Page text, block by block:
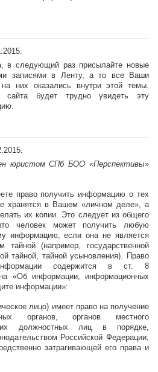
в следующий раз присылайте новые
записями в Ленту, а то все Ваши
них оказались внутри этой темы.
сайта будет трудно увидеть эту
юристом СПб БОО «Перспективы»
право получить информацию о тех
хранятся в Вашем «личном деле», а
их копии. Это следует из общего
человек может получить любую
информацию, если она не является
тайной (например, государственной
тайной, тайной усыновления). Право
содержится в ст. 8
«Об информации, информационных
информации»:
лицо) имеет право на получение
органов, органов местного
их должностных лиц в порядке,
Российской Федерации,
затрагивающей его права и